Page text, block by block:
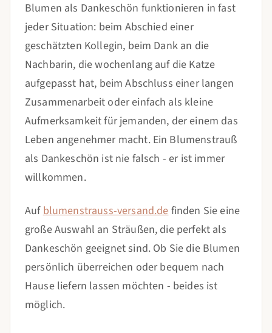
Blumen als Dankeschön funktionieren in fast
jeder Situation: beim Abschied einer
geschätzten Kollegin, beim Dank an die
Nachbarin, die wochenlang auf die Katze
aufgepasst hat, beim Abschluss einer langen
Zusammenarbeit oder einfach als kleine
Aufmerksamkeit für jemanden, der einem das
Leben angenehmer macht. Ein Blumenstrauß
als Dankeschön ist nie falsch - er ist immer
willkommen.
Aufblumenstrauss-versand.definden Sie eine
große Auswahl an Sträußen, die perfekt als
Dankeschön geeignet sind. Ob Sie die Blumen
persönlich überreichen oder bequem nach
Hause liefern lassen möchten - beides ist
möglich.